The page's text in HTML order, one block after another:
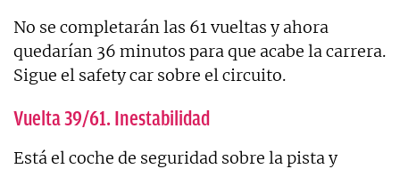
No se completarán las 61 vueltas y ahora
quedarían 36 minutos para que acabe la carrera.
Sigue el safety car sobre el circuito.
Vuelta 39/61. Inestabilidad
Está el coche de seguridad sobre la pista y